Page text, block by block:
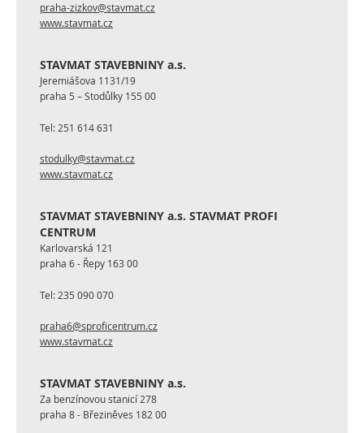
praha-zizkov@stavmat.cz
www.stavmat.cz
STAVMAT STAVEBNINY a.s.
Jeremiášova 1131/19
praha 5 – Stodůlky 155 00
Tel: 251 614 631
stodulky@stavmat.cz
www.stavmat.cz
STAVMAT STAVEBNINY a.s. STAVMAT PROFI
CENTRUM
Karlovarská 121
praha 6 - Řepy 163 00
Tel: 235 090 070
praha6@sproficentrum.cz
www.stavmat.cz
STAVMAT STAVEBNINY a.s.
Za benzínovou stanicí 278
praha 8 - Březiněves 182 00